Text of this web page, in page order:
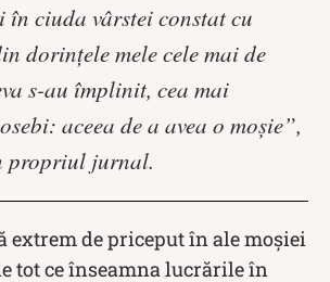
ciuda vârstei constat cu
dorinţele mele cele mai de
s-au împlinit, cea mai
aceea de a avea o moşie”,
propriul jurnal.
extrem de priceput în ale moșiei
tot ce înseamna lucrările în